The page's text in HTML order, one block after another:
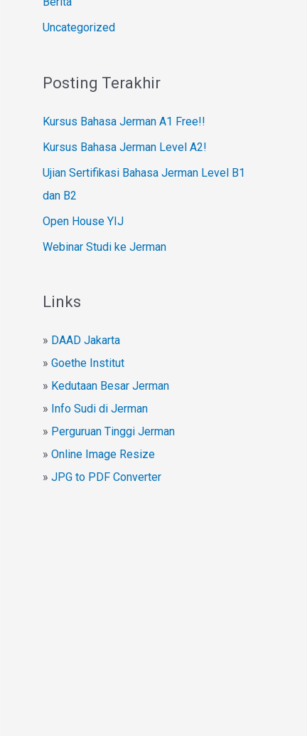
Uncategorized
Posting Terakhir
Kursus Bahasa Jerman A1 Free!!
Kursus Bahasa Jerman Level A2!
Ujian Sertifikasi Bahasa Jerman Level B1
dan B2
Open House YIJ
Webinar Studi ke Jerman
Links
» DAAD Jakarta
» Goethe Institut
» Kedutaan Besar Jerman
» Info Sudi di Jerman
» Perguruan Tinggi Jerman
» Online Image Resize
» JPG to PDF Converter